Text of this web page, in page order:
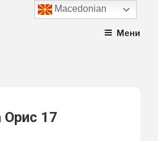
Мени
Орис 17
Macedonian